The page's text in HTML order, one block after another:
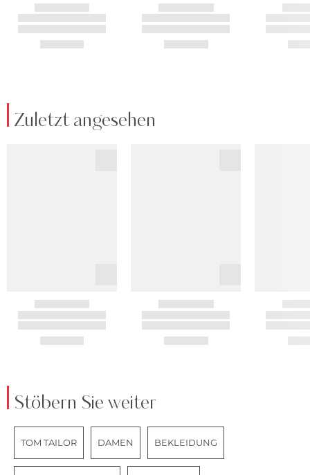
Zuletzt angesehen
Stöbern Sie weiter
TOM TAILOR DAMEN BEKLEIDUNG